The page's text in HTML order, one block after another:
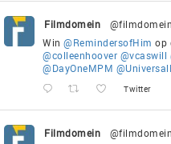
Filmdomein @filmdomein
Win @RemindersofHim op
@colleenhoover @vcaswill
@DayOneMPM
Twitter
Filmdomein @filmdomein